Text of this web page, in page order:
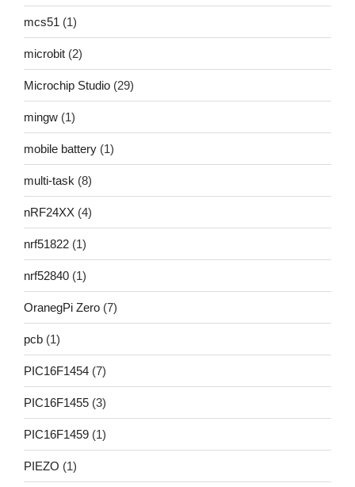
mcs51 (1)
microbit (2)
Microchip Studio (29)
mingw (1)
mobile battery (1)
multi-task (8)
nRF24XX (4)
nrf51822 (1)
nrf52840 (1)
OranegPi Zero (7)
pcb (1)
PIC16F1454 (7)
PIC16F1455 (3)
PIC16F1459 (1)
PIEZO (1)